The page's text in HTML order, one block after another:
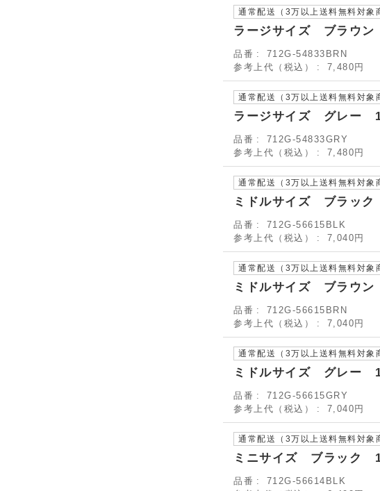
通常配送（3万以上送料無料対
ラージサイズ ブラウ
品番
712G-54833BRN
参考上代（税込）
7,480円
通常配送（3万以上送料無料対
ラージサイズ グレー
品番
712G-54833GRY
参考上代（税込）
7,480円
通常配送（3万以上送料無料対
ミドルサイズ ブラッ
品番
712G-56615BLK
参考上代（税込）
7,040円
通常配送（3万以上送料無料対
ミドルサイズ ブラウ
品番
712G-56615BRN
参考上代（税込）
7,040円
通常配送（3万以上送料無料対
ミドルサイズ グレー
品番
712G-56615GRY
参考上代（税込）
7,040円
通常配送（3万以上送料無料対
ミニサイズ ブラック
品番
712G-56614BLK